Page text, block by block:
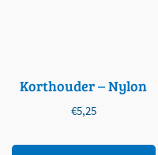
Korthouder – Nylon
€5,25